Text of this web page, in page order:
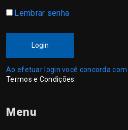
Lembrar senha
Login
Ao efetuar login você concorda
Termos e Condições
Menu